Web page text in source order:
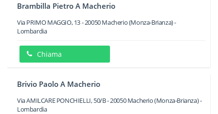
Brambilla Pietro A Macherio
Via PRIMO MAGGIO, 13-20050Macherio(Monza-Brianza) -
Lombardia
Chiama
Brivio Paolo A Macherio
Via AMILCARE PONCHIELLI, 50/B-20050 Macherio(Monza-Brianza) -
Lombardia